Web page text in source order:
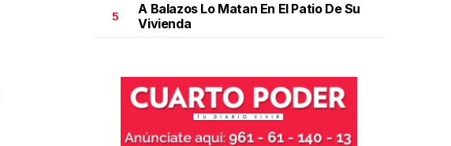
5
A Balazos Lo Matan En El Patio De Su
Vivienda